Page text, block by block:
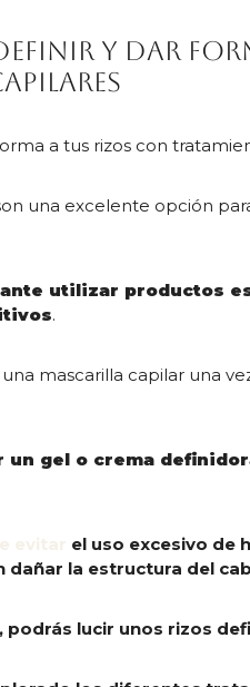
y dar
a tus rizos con
una excelente opción
utilizar productos
.
mascarilla capilar una
un gel o crema
el uso excesivo de
dañar la estructura del
podrás lucir unos rizos